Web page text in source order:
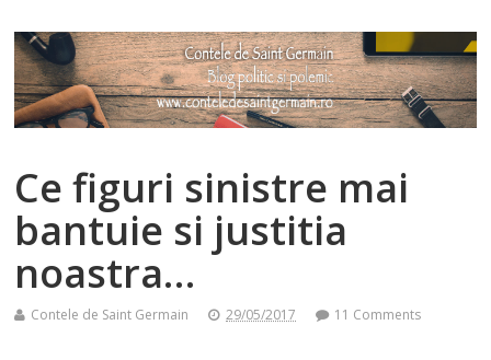
Ce figuri sinistre mai
bantuie si justitia
noastra…
Contele de Saint Germain 29/05/2017 11 Comments